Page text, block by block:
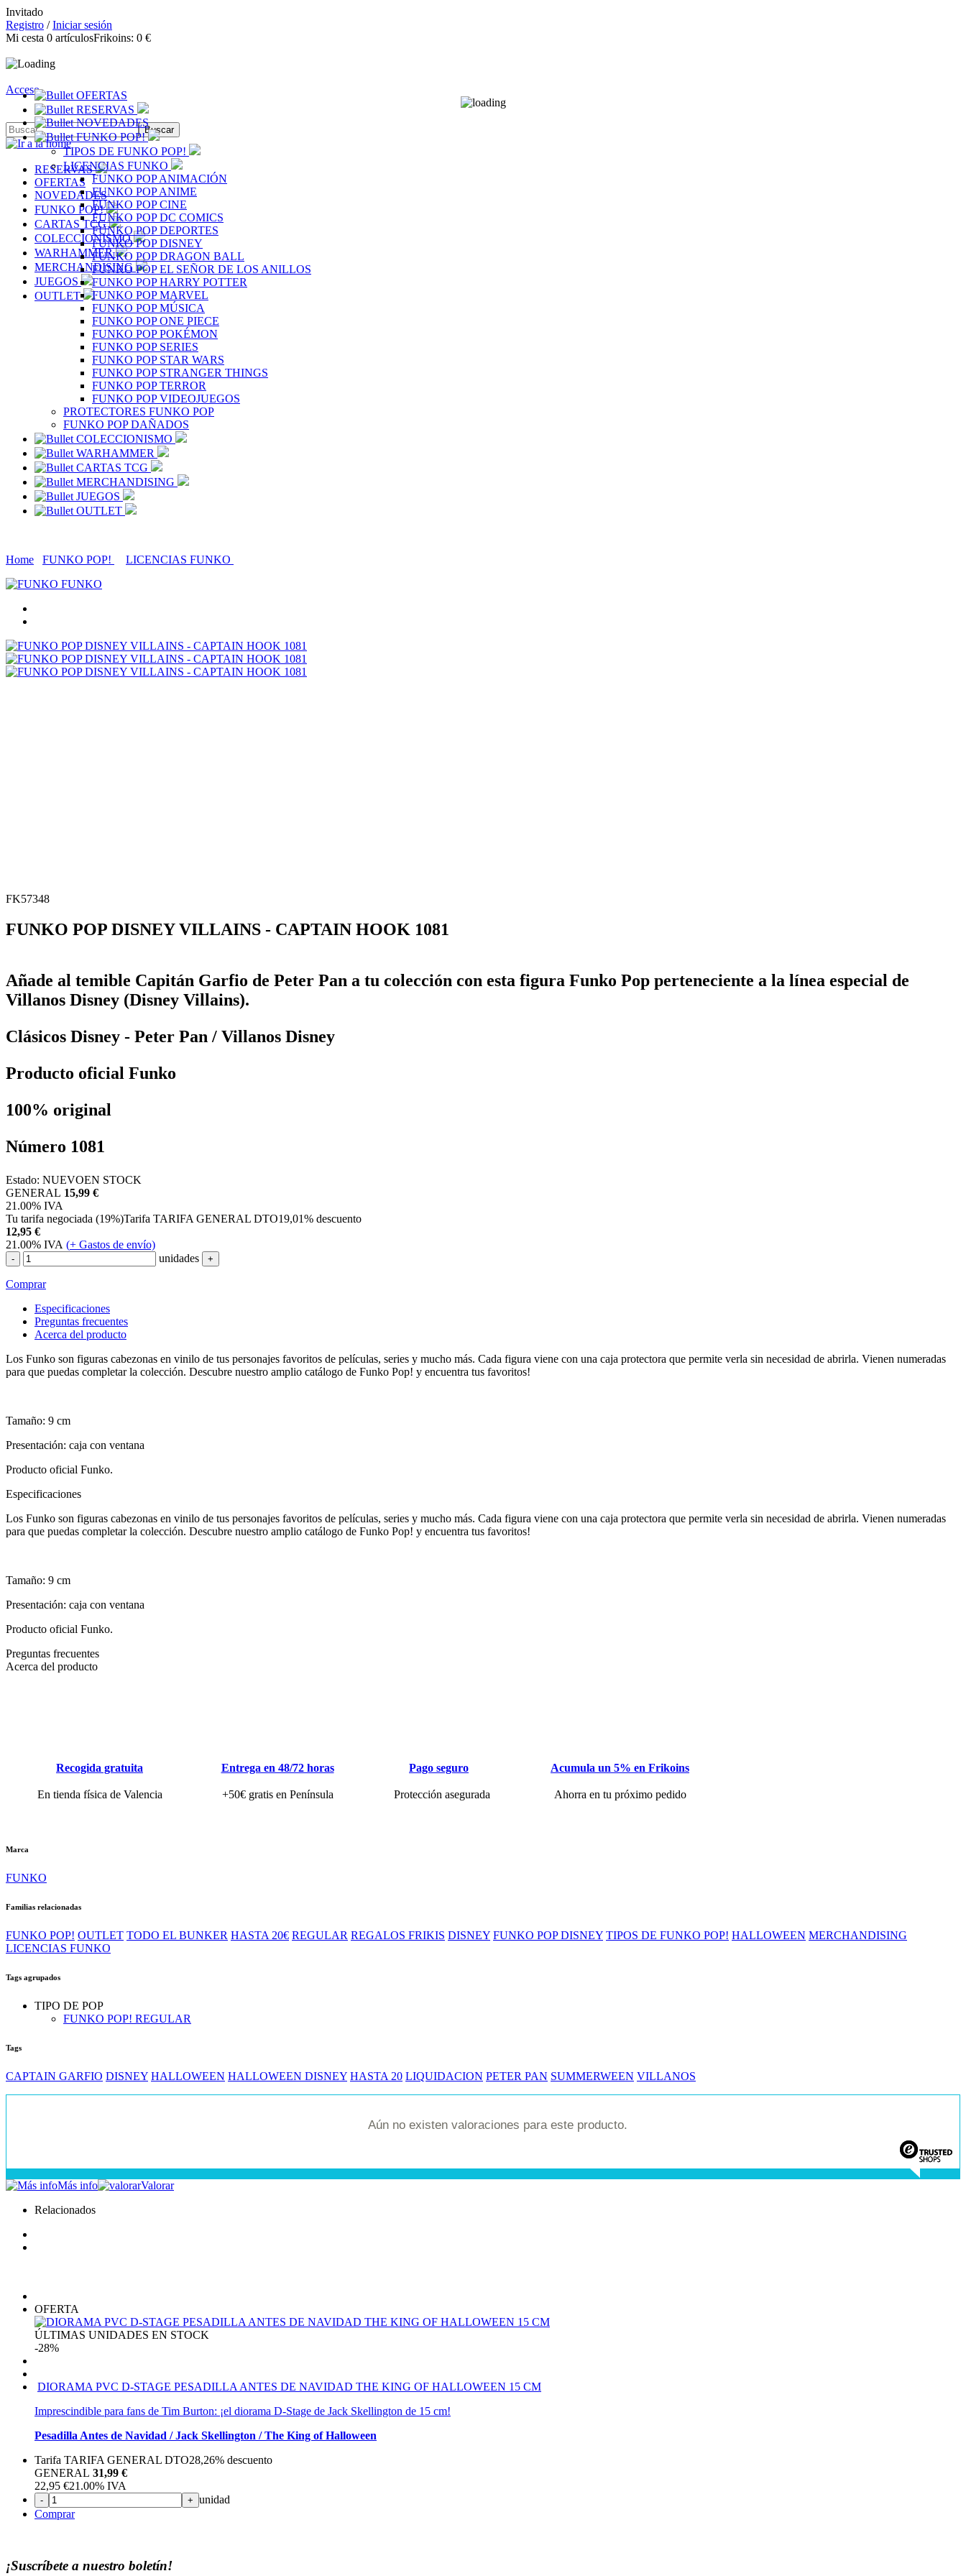
Invitado
Registro /Iniciar sesión
Mi cesta 0 artículosFrikoins: 0 €
Acceso
RESERVAS
OFERTAS
NOVEDADES
FUNKO POP!
CARTAS TCG
COLECCIONISMO
WARHAMMER
MERCHANDISING
JUEGOS
OUTLET
OFERTAS
RESERVAS
NOVEDADES
FUNKO POP!
TIPOS DE FUNKO POP!
LICENCIAS FUNKO
FUNKO POP ANIMACIÓN
FUNKO POP ANIME
FUNKO POP CINE
FUNKO POP DC COMICS
FUNKO POP DEPORTES
FUNKO POP DISNEY
FUNKO POP DRAGON BALL
FUNKO POP EL SEÑOR DE LOS ANILLOS
FUNKO POP HARRY POTTER
FUNKO POP MARVEL
FUNKO POP MÚSICA
FUNKO POP ONE PIECE
FUNKO POP POKÉMON
FUNKO POP SERIES
FUNKO POP STAR WARS
FUNKO POP STRANGER THINGS
FUNKO POP TERROR
FUNKO POP VIDEOJUEGOS
PROTECTORES FUNKO POP
FUNKO POP DAÑADOS
COLECCIONISMO
WARHAMMER
CARTAS TCG
MERCHANDISING
JUEGOS
OUTLET
Home FUNKO POP!
LICENCIAS FUNKO
FUNKO
FK57348
FUNKO POP DISNEY VILLAINS - CAPTAIN HOOK 1081
Añade al temible Capitán Garfio de Peter Pan a tu colección con esta figura Funko Pop perteneciente a la línea especial de
Villanos Disney (Disney Villains).
Clásicos Disney - Peter Pan / Villanos Disney
Producto oficial Funko
100% original
Número 1081
Estado: NUEVOEN STOCK
GENERAL 15,99 €
21.00% IVA
Tu tarifa negociada (19%)Tarifa TARIFA GENERAL DTO19,01% descuento
12,95 €
21.00% IVA (+ Gastos de envío)
- unidades +
Comprar
Especificaciones
Preguntas frecuentes
Acerca del producto
Los Funko son figuras cabezonas en vinilo de tus personajes favoritos de películas, series y mucho más. Cada figura viene con una caja protectora que permite verla sin necesidad de abrirla. Vienen numeradas
para que puedas completar la colección. Descubre nuestro amplio catálogo de Funko Pop! y encuentra tus favoritos!
Tamaño: 9 cm
Presentación: caja con ventana
Producto oficial Funko.
Especificaciones
Los Funko son figuras cabezonas en vinilo de tus personajes favoritos de películas, series y mucho más. Cada figura viene con una caja protectora que permite verla sin necesidad de abrirla. Vienen numeradas
para que puedas completar la colección. Descubre nuestro amplio catálogo de Funko Pop! y encuentra tus favoritos!
Tamaño: 9 cm
Presentación: caja con ventana
Producto oficial Funko.
Preguntas frecuentes
Acerca del producto
Recogida gratuita Entrega en 48/72 horas Pago seguro Acumula un 5% en Frikoins
En tienda física de Valencia +50€ gratis en Península Protección asegurada Ahorra en tu próximo pedido
Marca
FUNKO
Familias relacionadas
FUNKO POP! OUTLET TODO EL BUNKER HASTA 20€ REGULAR REGALOS FRIKIS DISNEY FUNKO POP DISNEY TIPOS DE FUNKO POP! HALLOWEEN MERCHANDISING
LICENCIAS FUNKO
Tags agrupados
TIPO DE POP
FUNKO POP! REGULAR
Tags
CAPTAIN GARFIO DISNEY HALLOWEEN HALLOWEEN DISNEY HASTA 20 LIQUIDACION PETER PAN SUMMERWEEN VILLANOS
Aún no existen valoraciones para este producto.
Más info
Valorar
Relacionados
OFERTA
ÚLTIMAS UNIDADES EN STOCK
-28%
DIORAMA PVC D-STAGE PESADILLA ANTES DE NAVIDAD THE KING OF HALLOWEEN 15 CM
Imprescindible para fans de Tim Burton: ¡el diorama D-Stage de Jack Skellington de 15 cm!
Pesadilla Antes de Navidad / Jack Skellington / The King of Halloween
Tarifa TARIFA GENERAL DTO28,26% descuento
GENERAL 31,99 €
22,95 €21.00% IVA
- + unidad
Comprar
¡Suscríbete a nuestro boletín!